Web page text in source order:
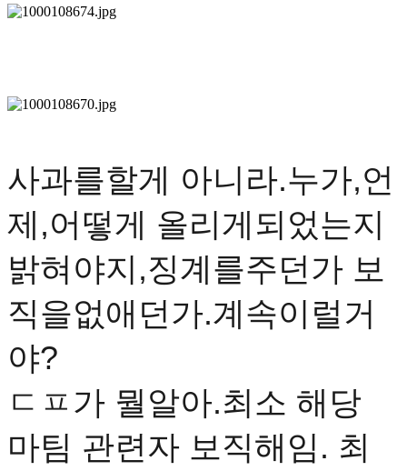
사과를할게 아니라.누가,언
제,어떻게 올리게되었는지
밝혀야지,징계를주던가 보
직을없애던가.계속이럴거
야?
ㄷㅍ가 뭘알아.최소 해당
마팀 관련자 보직해임. 최